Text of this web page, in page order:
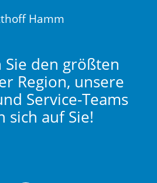
Sie den größten
Region, unsere
Service-Teams
sich auf Sie!